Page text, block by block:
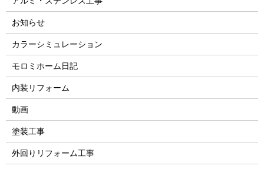
お知らせ
カラーシミュレーション
モロミホーム日記
内装リフォーム
動画
塗装工事
外回りリフォーム工事